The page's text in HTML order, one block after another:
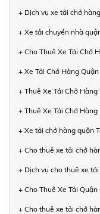
+ Dịch vụ xe tải chở
+ Xe tải chuyển nhà
+ Cho Thuê Xe Tải Chở
+ Xe Tải Chở Hàng
+ Thuê Xe Tải Chở
+ Thuê Xe Tải Chở
+ Xe tải chở hàng quận
+ Cho thuê xe tải chở
+ Dịch vụ cho thuê xe
+ Cho Thuê Xe Tải
+ Cho thuê xe tải chở